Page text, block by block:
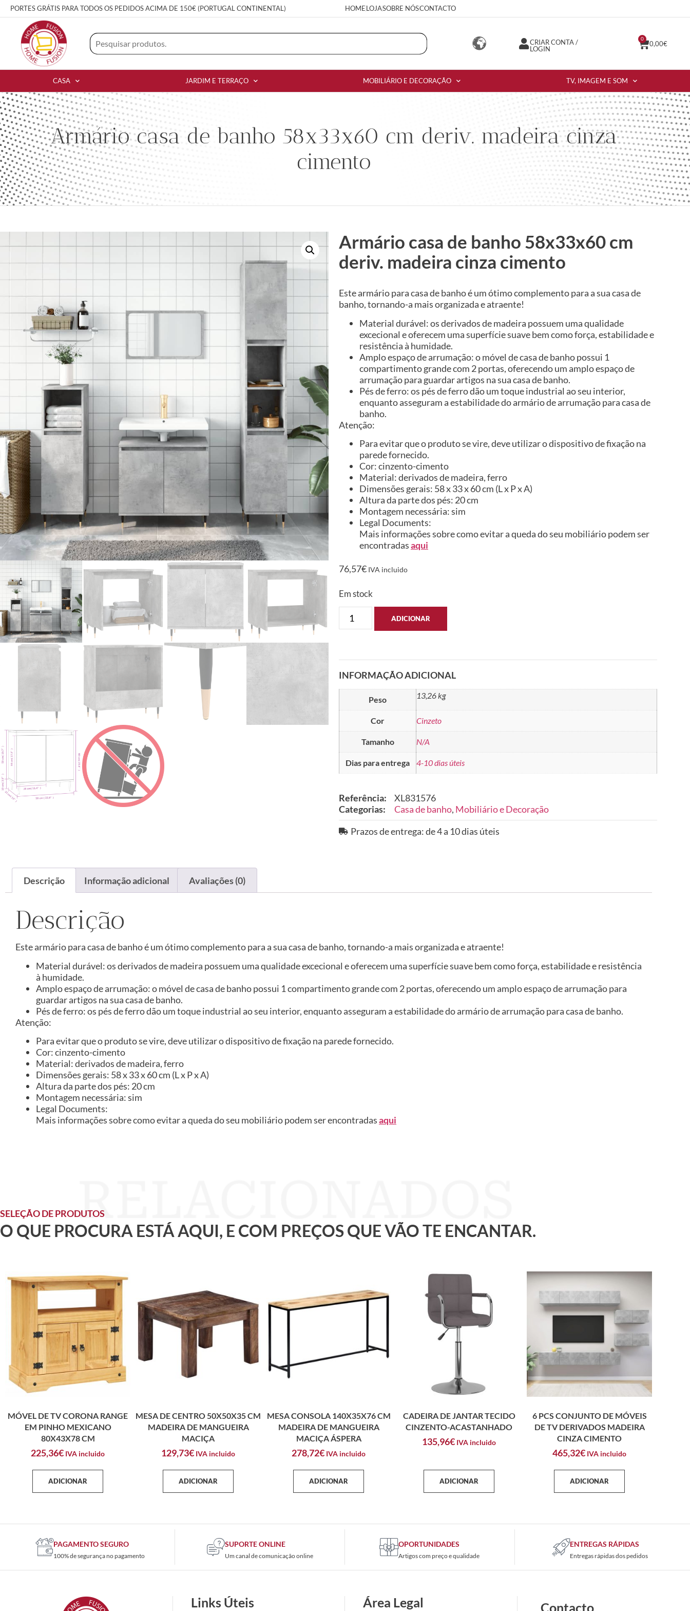
PORTES GRÁTIS PARA TODOS OS PEDIDOS ACIMA DE 150€ (PORTUGAL CONTINENTAL) HOMELOJASOBRE NÓSCONTACTO
CRIAR CONTA /
LOGIN
0,00€
0
CASA JARDIM E TERRAÇO MOBILIÁRIO E DECORAÇÃO TV, IMAGEM E SOM
Armário casa de banho 58x33x60 cm deriv. madeira cinza
cimento
Armário casa de banho 58x33x60 cm
deriv. madeira cinza cimento
Este armário para casa de banho é um ótimo complemento para a sua casa de
banho, tornando-a mais organizada e atraente!
Material durável: os derivados de madeira possuem uma qualidade
excecional e oferecem uma superfície suave bem como força, estabilidade e
resistência à humidade.
Amplo espaço de arrumação: o móvel de casa de banho possui 1
compartimento grande com 2 portas, oferecendo um amplo espaço de
arrumação para guardar artigos na sua casa de banho.
Pés de ferro: os pés de ferro dão um toque industrial ao seu interior,
enquanto asseguram a estabilidade do armário de arrumação para casa de
banho.
Atenção:
Para evitar que o produto se vire, deve utilizar o dispositivo de fixação na
parede fornecido.
Cor: cinzento-cimento
Material: derivados de madeira, ferro
Dimensões gerais: 58 x 33 x 60 cm (L x P x A)
Altura da parte dos pés: 20 cm
Montagem necessária: sim
Legal Documents:
Mais informações sobre como evitar a queda do seu mobiliário podem ser
encontradasaqui
76,57€ IVA incluido
Em stock
ADICIONAR
INFORMAÇÃO ADICIONAL
Peso 13,26 kg
Cor Cinzeto
Tamanho N/A
Dias para entrega 4-10 dias úteis
Referência:
XL831576
Categorias:
Casa de banho, Mobiliário e Decoração
Prazos de entrega: de 4 a 10 dias úteis
Descrição Informação adicional Avaliações (0)
Descrição
Este armário para casa de banho é um ótimo complemento para a sua casa de banho, tornando-a mais organizada e atraente!
Material durável: os derivados de madeira possuem uma qualidade excecional e oferecem uma superfície suave bem como força, estabilidade e resistência
à humidade.
Amplo espaço de arrumação: o móvel de casa de banho possui 1 compartimento grande com 2 portas, oferecendo um amplo espaço de arrumação para
guardar artigos na sua casa de banho.
Pés de ferro: os pés de ferro dão um toque industrial ao seu interior, enquanto asseguram a estabilidade do armário de arrumação para casa de banho.
Atenção:
Para evitar que o produto se vire, deve utilizar o dispositivo de fixação na parede fornecido.
Cor: cinzento-cimento
Material: derivados de madeira, ferro
Dimensões gerais: 58 x 33 x 60 cm (L x P x A)
Altura da parte dos pés: 20 cm
Montagem necessária: sim
Legal Documents:
Mais informações sobre como evitar a queda do seu mobiliário podem ser encontradasaqui
SELEÇÃO DE PRODUTOS
O QUE PROCURA ESTÁ AQUI, E COM PREÇOS QUE VÃO TE ENCANTAR.
MÓVEL DE TV CORONA RANGE
EM PINHO MEXICANO
80X43X78 CM
225,36€ IVA incluido
ADICIONAR
MESA DE CENTRO 50X50X35 CM
MADEIRA DE MANGUEIRA
MACIÇA
129,73€ IVA incluido
ADICIONAR
MESA CONSOLA 140X35X76 CM
MADEIRA DE MANGUEIRA
MACIÇA ÁSPERA
278,72€ IVA incluido
ADICIONAR
CADEIRA DE JANTAR TECIDO
CINZENTO-ACASTANHADO
135,96€ IVA incluido
ADICIONAR
6 PCS CONJUNTO DE MÓVEIS
DE TV DERIVADOS MADEIRA
CINZA CIMENTO
465,32€ IVA incluido
ADICIONAR
PAGAMENTO SEGURO
100% de segurança no pagamento
SUPORTE ONLINE
Um canal de comunicação online
OPORTUNIDADES
Artigos com preço e qualidade
ENTREGAS RÁPIDAS
Entregas rápidas dos pedidos
Links Úteis Área Legal Contacto